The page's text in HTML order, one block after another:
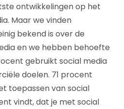
ontwikkelingen op het
Maar we vinden
bekend is over de
en we hebben behoefte
gebruikt social media
doelen. 71 procent
toepassen van social
vindt, dat je met social